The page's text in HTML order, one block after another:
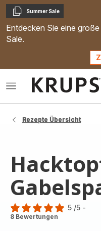
Kopieren
Summer Sale
Entdecken Sie eine
Sale.
Das
Rezepte Übersicht
Bewertung
5 /5 -
8 Bewertungen